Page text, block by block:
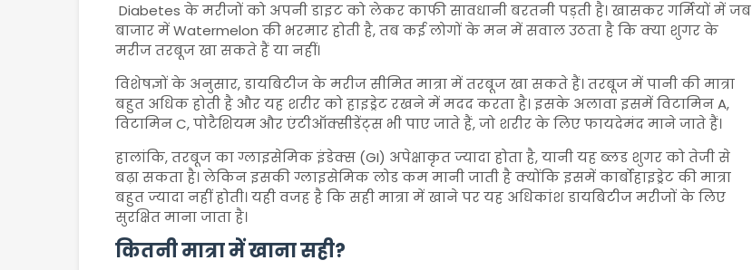
Diabetes के मरीजों को अपनी डाइट को लेकर काफी सावधानी बरतनी पड़ती है। खासकर गर्मियों में जब
बाजार मेंWatermelon की भरमार होती है, तब कई लोगों के मन में सवाल उठता है कि क्या शुगर के
मरीज तरबूज खा सकते हैं या नहीं।
विशेषज्ञों के अनुसार, डायबिटीज के मरीज सीमित मात्रा में तरबूज खा सकते हैं। तरबूज में पानी की मात्रा
बहुत अधिक होती है और यह शरीर को हाइड्रेट रखने में मदद करता है। इसके अलावा इसमें विटामिन A,
विटामिन C, पोटैशियम और एंटीऑक्सीडेंट्स भी पाए जाते हैं, जो शरीर के लिए फायदेमंद माने जाते हैं।
हालांकि, तरबूज का ग्लाइसेमिक इंडेक्स (GI) अपेक्षाकृत ज्यादा होता है, यानी यह ब्लड शुगर को तेजी से
बढ़ा सकता है। लेकिन इसकी ग्लाइसेमिक लोड कम मानी जाती है क्योंकि इसमें कार्बोहाइड्रेट की मात्रा
बहुत ज्यादा नहीं होती। यही वजह है कि सही मात्रा में खाने पर यह अधिकांश डायबिटीज मरीजों के लिए
सुरक्षित माना जाता है।
कितनी मात्रा में खाना सही?